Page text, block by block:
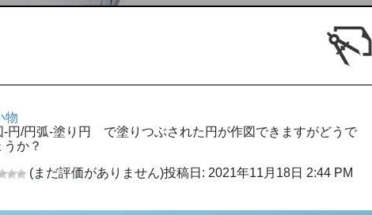
物
-円/円弧-塗り円 で塗りつぶされた円が作図できますがどうで
うか？
(まだ評価がありません)投稿日: 2021年11月18日 2:44 PM